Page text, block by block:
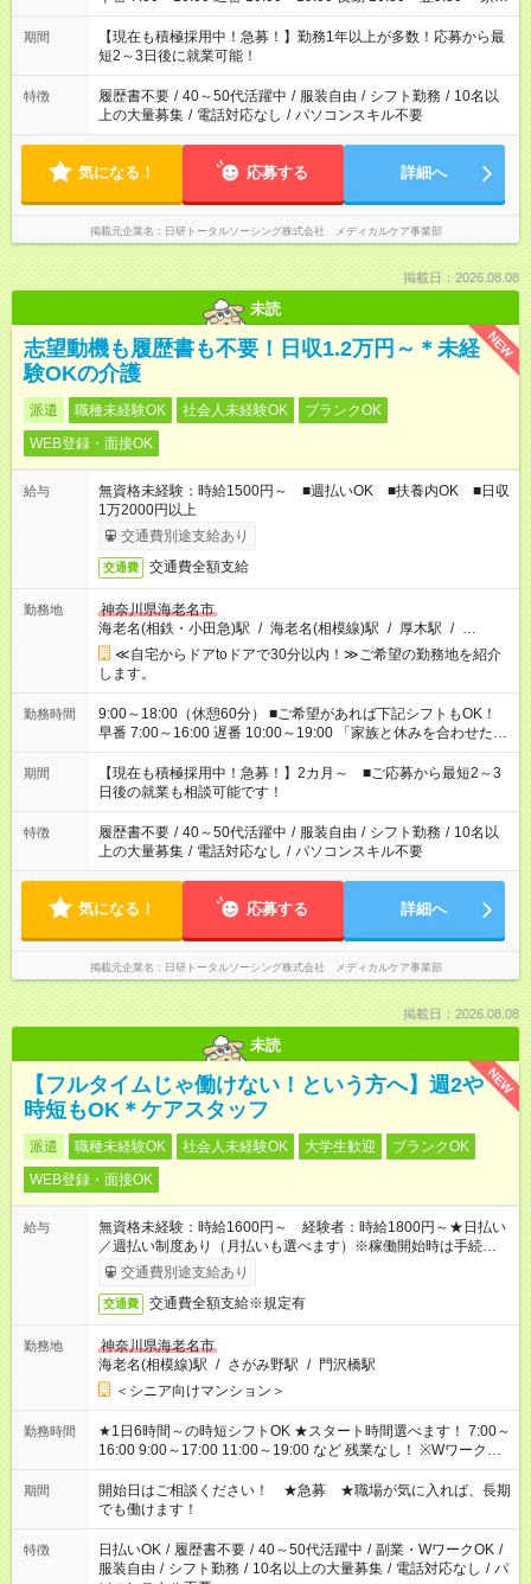
と休みを合わせたい」 「余裕を持って夕飯の準備がしたい」
「できれば残業はしたくない」 など、ご希望を教えてください
ね。 ※Wワーク希望の方へ 今ご覧のお仕事で希望する勤務時間
と、もう1つのお仕事の勤務時間。 合計で週40時間を超える場
合は応募できません。
期間
【現在も積極採用中！急募！】勤務1年以上が多数！応募から最
短2～3日後に就業可能！
特徴 履歴書不要 / 40～50代活躍中 / 服装自由 / シフト勤務 / 10名以
上の大量募集 / 電話対応なし / パソコンスキル不要
気になる！ 応募する 詳細へ
掲載元企業名 日研トータルソーシング株式会社 メディカルケア事業部
掲載日：2026.08.08
未読
NEW
志望動機も履歴書も不要！日収1.2万円～＊未経
験OKの介護
派遣 職種未経験OK 社会人未経験OK
ブランクOK
WEB登録・面接OK
給与
無資格未経験：時給1500円～ ■週払いOK ■扶養内OK ■日収
1万2000円以上
交通費別途支給あり
交通費 交通費全額支給
勤務地
神奈川県海老名市
海老名(相鉄・小田急)駅 / 海老名(相模線)駅 / 厚木駅 / …
≪自宅からドアtoドアで30分以内！≫ご希望の勤務地を紹介
します。
勤務時間
9:00～18:00（休憩60分） ■ご希望があれば下記シフトもOK！
早番 7:00～16:00 遅番 10:00～19:00 「家族と休みを合わせた
い」 「余裕を持って夕飯の準備がしたい」 「できれば残業はし
たくない」 など、ご希望を教えてくださいね。 ※Wワーク希望
の方へ 今ご覧のお仕事で希望する勤務時間と、もう1つのお仕事
の勤務時間。 合計で週40時間を超える場合は応募できません。
期間
【現在も積極採用中！急募！】2カ月～ ■ご応募から最短2～3
日後の就業も相談可能です！
特徴 履歴書不要 / 40～50代活躍中 / 服装自由 / シフト勤務 / 10名以
上の大量募集 / 電話対応なし / パソコンスキル不要
気になる！ 応募する 詳細へ
掲載元企業名 日研トータルソーシング株式会社 メディカルケア事業部
掲載日：2026.08.08
未読
NEW
【フルタイムじゃ働けない！という方へ】週2や
時短もOK＊ケアスタッフ
派遣 職種未経験OK 社会人未経験OK 大学生歓迎
ブランクOK
WEB登録・面接OK
給与
無資格未経験：時給1600円～ 経験者：時給1800円～★日払い
／週払い制度あり（月払いも選べます）※稼働開始時は手続き完
了次第のお支払いとなります。
交通費別途支給あり
交通費 交通費全額支給※規定有
勤務地
神奈川県海老名市
海老名(相模線)駅 / さがみ野駅 / 門沢橋駅
＜シニア向けマンション＞
勤務時間
★1日6時間～の時短シフトOK ★スタート時間選べます！ 7:00～
16:00 9:00～17:00 11:00～19:00 など 残業なし！ ※Wワークの
場合、他のお仕事と合わせ週40時間超の就業はご案内できませ
ん ※法令に基づき、週20時間以上勤務は社会保険への加入対象
となります ※労働者派遣法（日雇い派遣の原則禁止）により、
短時間・短期間の就業はご案内が難しい場合があります
期間
開始日はご相談ください！ ★急募 ★職場が気に入れば、長期
でも働けます！
特徴 日払いOK / 履歴書不要 / 40～50代活躍中 / 副業・WワークOK /
服装自由 / シフト勤務 / 10名以上の大量募集 / 電話対応なし / パ